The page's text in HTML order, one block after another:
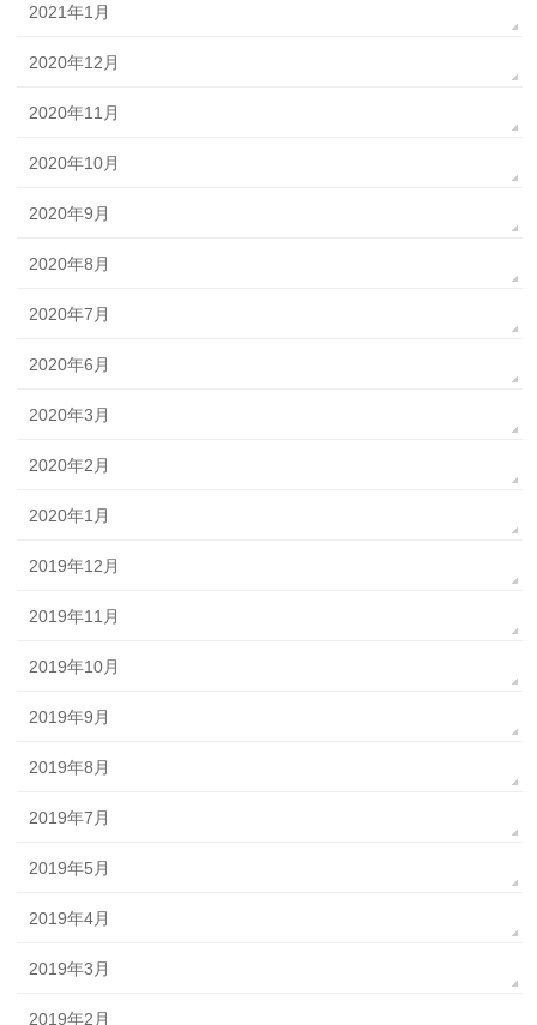
2021年1月
2020年12月
2020年11月
2020年10月
2020年9月
2020年8月
2020年7月
2020年6月
2020年3月
2020年2月
2020年1月
2019年12月
2019年11月
2019年10月
2019年9月
2019年8月
2019年7月
2019年5月
2019年4月
2019年3月
2019年2月